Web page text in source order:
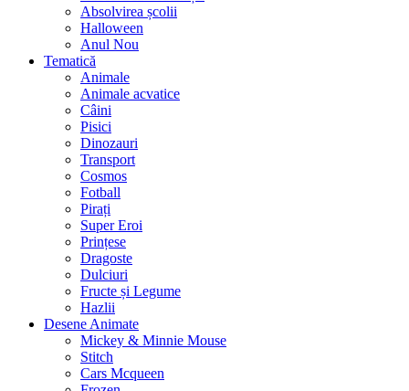
Absolvirea școlii
Halloween
Anul Nou
Tematică
Animale
Animale acvatice
Câini
Pisici
Dinozauri
Transport
Cosmos
Fotball
Pirați
Super Eroi
Prințese
Dragoste
Dulciuri
Fructe și Legume
Hazlii
Desene Animate
Mickey & Minnie Mouse
Stitch
Cars Mcqueen